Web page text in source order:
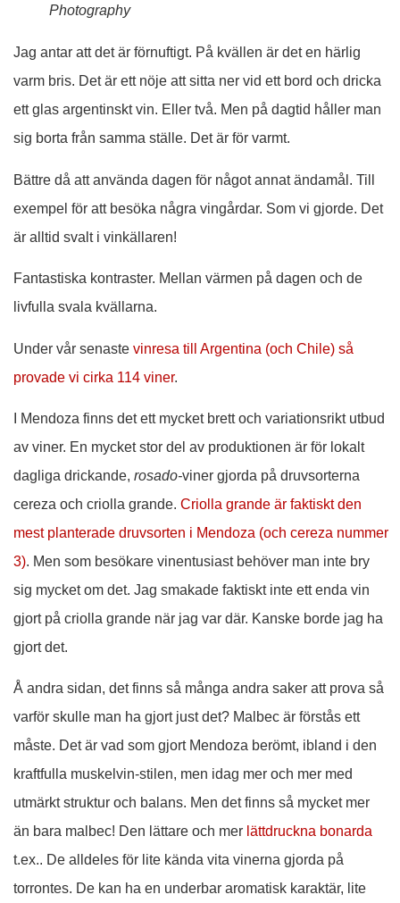
Photography
Jag antar att det är förnuftigt. På kvällen är det en härlig
varm bris. Det är ett nöje att sitta ner vid ett bord och dricka
ett glas argentinskt vin. Eller två. Men på dagtid håller man
sig borta från samma ställe. Det är för varmt.
Bättre då att använda dagen för något annat ändamål. Till
exempel för att besöka några vingårdar. Som vi gjorde. Det
är alltid svalt i vinkällaren!
Fantastiska kontraster. Mellan värmen på dagen och de
livfulla svala kvällarna.
Under vår senaste vinresa till Argentina (och Chile) så
provade vi cirka 114 viner.
I Mendoza finns det ett mycket brett och variationsrikt utbud
av viner. En mycket stor del av produktionen är för lokalt
dagliga drickande, rosado-viner gjorda på druvsorterna
cereza och criolla grande. Criolla grande är faktiskt den
mest planterade druvsorten i Mendoza (och cereza nummer
3). Men som besökare vinentusiast behöver man inte bry
sig mycket om det. Jag smakade faktiskt inte ett enda vin
gjort på criolla grande när jag var där. Kanske borde jag ha
gjort det.
Å andra sidan, det finns så många andra saker att prova så
varför skulle man ha gjort just det? Malbec är förstås ett
måste. Det är vad som gjort Mendoza berömt, ibland i den
kraftfulla muskelvin-stilen, men idag mer och mer med
utmärkt struktur och balans. Men det finns så mycket mer
än bara malbec! Den lättare och mer lättdruckna bonarda
t.ex.. De alldeles för lite kända vita vinerna gjorda på
torrontes. De kan ha en underbar aromatisk karaktär, lite